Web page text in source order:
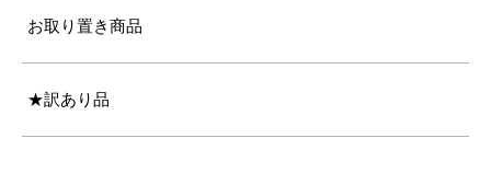
お取り置き商品
★訳あり品